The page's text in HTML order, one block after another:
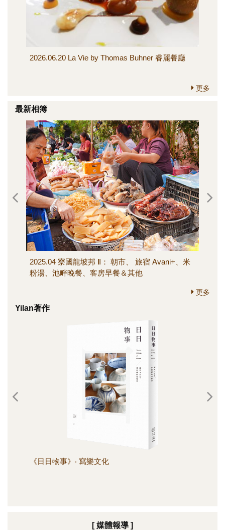
2026.06.20 La Vie by Thomas Buhner 睿麗餐廳
更多
最新相簿
2025.04 寮國龍坡邦 Ⅱ： 朝市、 旅宿 Avani+、米
粉湯、池畔晚餐、客房早餐＆其他
更多
Yilan著作
《日日物事》‧ 寫樂文化
[ 媒體報導 ]